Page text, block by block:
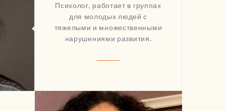
Психолог, работает в группах
для молодых людей с
тяжелыми и множественными
нарушениями развития.